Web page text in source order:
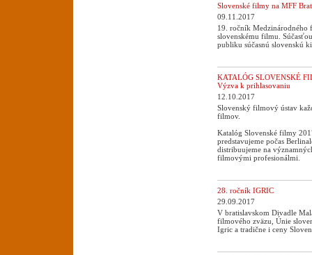
Slovenské filmy na MFF
09.11.2017
19. ročník Medzinárodného
slovenskému filmu.
publiku súčasnú slovenskú
KATALÓG SLOVENSKÉ
Výzva k prihlasovaniu
12.10.2017
Slovenský filmový ústav
filmov.
Katalóg Slovenské filmy
predstavujeme počas
distribuujeme na
filmovými profesionálmi.
28. ročník IGRIC
29.09.2017
V bratislavskom Divadle
filmového zväzu, Únie
Igric a tradične i ceny